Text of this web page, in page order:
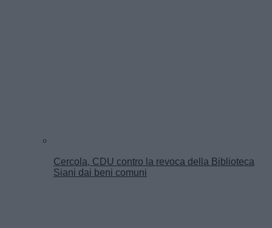
Cercola, CDU contro la revoca della Biblioteca
Siani dai beni comuni